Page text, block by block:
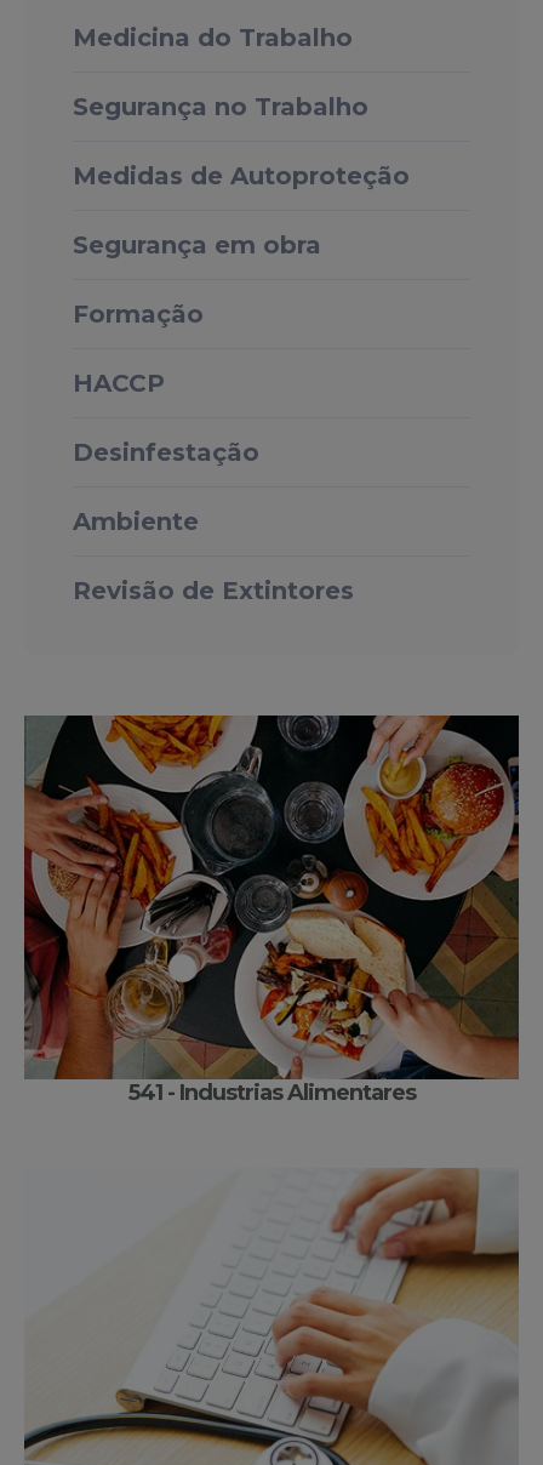
Medicina do Trabalho
Segurança no Trabalho
Medidas de Autoproteção
Segurança em obra
Formação
HACCP
Desinfestação
Ambiente
Revisão de Extintores
541 - Industrias Alimentares